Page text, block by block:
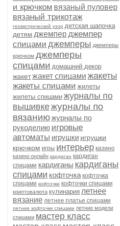
и крючком вязаный пуловер
вязаный трикотаж
геометрический узор детская шапочка
детям джемперджемпер
спицами джемперы джемперы
крючком джемперы
спицами домашний декор
жакетжакет спицами жакеты
жакеты спицами жилеты
жилеты спицами журналы по
вышивкежурналы по
вязаниюжурналы по
рукоделию игровые
автоматы игрушки игрушки
крючком игры интерьер казино
казино онлайн кардиган кардиган
спицами кардиганы кардиганы
спицами кофточка кофточка
спицами кофточки кофточки спицами
криптовалюта кулинария летнее
вязание летнее платье спицами
летние кофточки спицами летние модели
спицами мастер класс